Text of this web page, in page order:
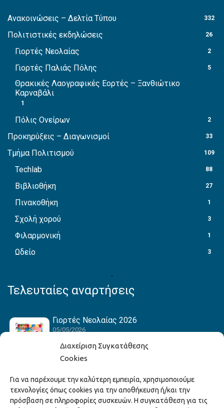
Διαχείριση Συγκατάθεσης
Cookies
Για να παρέχουμε την καλύτερη εμπειρία, χρησιμοποιούμε
τεχνολογίες όπως cookies για την αποθήκευση ή/και την
πρόσβαση σε πληροφορίες συσκευών. Η συγκατάθεση για τις
Ανακοινώσεις – Δελτία Τύπου 332
Πολιτιστικές εκδηλώσεις 26
Γιορτές Νεολαίας 2
Γιορτές Παλιάς Πόλης 5
Θρακικές Λαογραφικές Εορτές – Ξανθιώτικο
Καρναβάλι
1
Πόλις Ονείρων 2
Προκηρύξεις – Διαγωνισμοί 33
Τμήμα Πολιτισμού 109
Techlab 88
Βιβλιοθήκη 27
Πινακοθήκη 1
Σχολή χορού 3
Φιλαρμονική 1
Ωδείο 3
Τελευταίες αναρτήσεις
Γιορτές Νεολαίας 2026
05/05/2026
Hack the Match: Γνωρίζοντας τα Αμερικανικά
Αθλήματα! Δημιουργώντας το Δικό σου
Game Story!